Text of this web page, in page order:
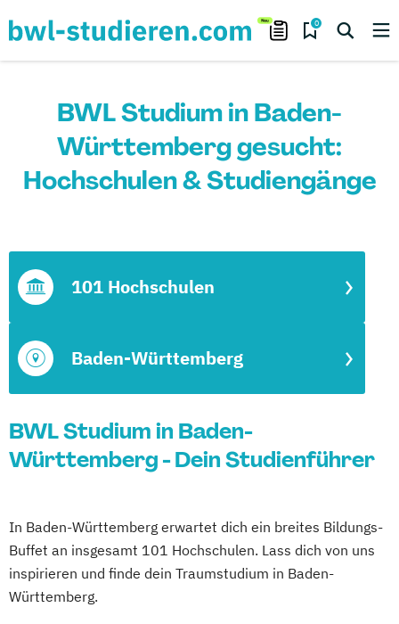
0
BWL Studium in Baden-
Württemberg gesucht:
Hochschulen & Studiengänge
Baden-Württemberg
101 Hochschulen
BWL Studium in Baden-
Württemberg - Dein Studienführer
In Baden-Württemberg erwartet dich ein breites Bildungs-
Buffet an insgesamt 101 Hochschulen. Lass dich von uns
inspirieren und finde dein Traumstudium in Baden-
Württemberg.